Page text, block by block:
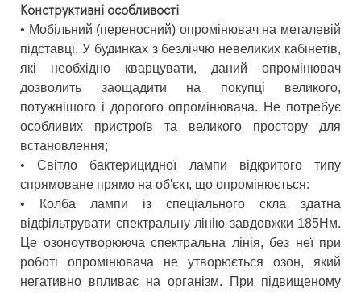
Конструктивні особливості
• Мобільний (переносний) опромінювач на металевій
підставці. У будинках з безліччю невеликих кабінетів,
які необхідно кварцувати, даний опромінювач
дозволить заощадити на покупці великого,
потужнішого і дорогого опромінювача. Не потребує
особливих пристроїв та великого простору для
встановлення;
• Світло бактерицидної лампи відкритого типу
спрямоване прямо на об'єкт, що опромінюється:
• Колба лампи із спеціального скла здатна
відфільтрувати спектральну лінію завдовжки 185Нм.
Це озоноутворююча спектральна лінія, без неї при
роботі опромінювача не утворюється озон, який
негативно впливає на організм. При підвищеному